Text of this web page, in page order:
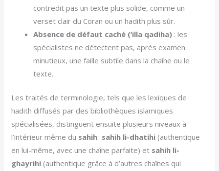
contredit pas un texte plus solide, comme un
verset clair du Coran ou un hadith plus sûr.
Absence de défaut caché (‘illa qadiha) : les
spécialistes ne détectent pas, après examen
minutieux, une faille subtile dans la chaîne ou le
texte.
Les traités de terminologie, tels que les lexiques de
hadith diffusés par des bibliothèques islamiques
spécialisées, distinguent ensuite plusieurs niveaux à
l’intérieur même du sahih: sahih li-dhatihi (authentique
en lui-même, avec une chaîne parfaite) et sahih li-
ghayrihi (authentique grâce à d’autres chaînes qui